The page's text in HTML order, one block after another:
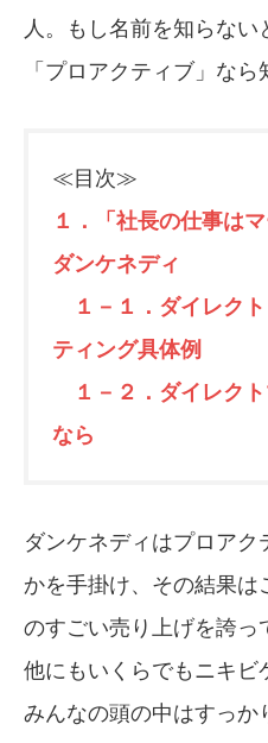
人。もし名前を知らな
「プロアクティブ」なら
≪目次≫
１．「社長の仕事は
ダンケネディ
１－１．ダイレク
ティング具体例
１－２．ダイレク
なら
ダンケネディはプロアク
かを手掛け、その結果は
のすごい売り上げを誇っ
他にもいくらでもニキビ
みんなの頭の中はすっか